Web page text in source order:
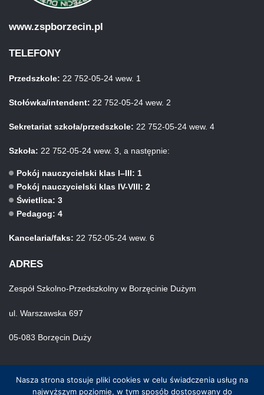
www.zspborzecin.pl
TELEFONY
Przedszkole: 22 752-05-24 wew. 1
Stołówka/intendent: 22 752-05-24 wew. 2
Sekretariat szkoła/przedszkole: 22 752-05-24 wew. 4
Szkoła: 22 752-05-24 wew. 3, a następnie:
Pokój nauczycielski klas I–III: 1
Pokój nauczycielski klas IV-VIII: 2
Świetlica: 3
Pedagog: 4
Kancelaria/faks: 22 752-05-24 wew. 6
ADRES
Zespół Szkolno-Przedszkolny w Borzęcinie Dużym
ul. Warszawska 697
05-083 Borzęcin Duży
Nasza strona stosuje pliki cookies w celu świadczenia usług na
najwyższym poziomie, w tym sposób dostosowany do